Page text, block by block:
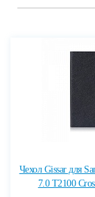
Чехол Gissar для
7.0 T2100